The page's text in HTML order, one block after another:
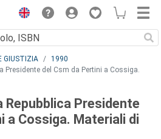
GIUSTIZIA
1990
Presidente del Csm da Pertini a Cossiga.
Repubblica Presidente
a Cossiga. Materiali di